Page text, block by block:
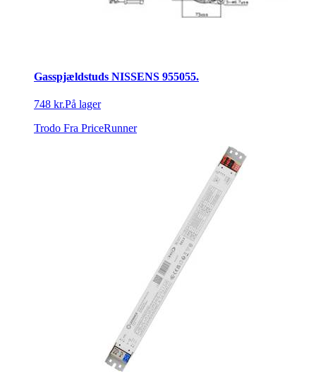
Gasspjældstuds NISSENS 955055.
748 kr.På lager
Trodo Fra PriceRunner